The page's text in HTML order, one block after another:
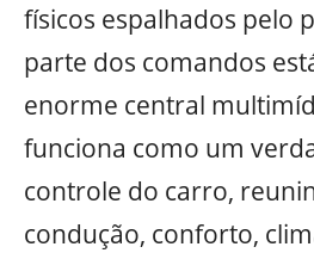
físicos espalhados pelo
parte dos comandos
enorme central
funciona como um
controle do carro,
condução, conforto,